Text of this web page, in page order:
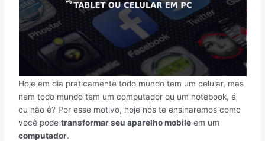
Hoje em dia praticamente todo mundo tem um celular, mas
nem todo mundo tem um computador ou um notebook, é
ou não é? Por esse motivo, hoje nós te ensinaremos como
você podetransformar seu aparelho mobile em um
computador.